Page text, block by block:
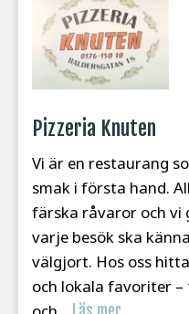
Pizzeria Knuten
Vi är en restaurang
smak i första hand.
färska råvaror och
varje besök ska
välgjort. Hos oss
och lokala favoriter